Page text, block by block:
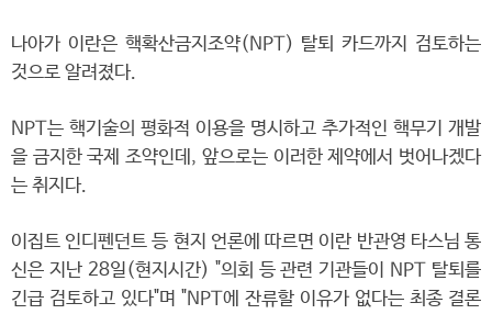
나아가 이란은 핵확산금지조약(NPT) 탈퇴 카드까지 검토하는
것으로 알려졌다.
NPT는 핵기술의 평화적 이용을 명시하고 추가적인 핵무기 개발
을 금지한 국제 조약인데, 앞으로는 이러한 제약에서 벗어나겠다
는 취지다.
이집트 인디펜던트 등 현지 언론에 따르면 이란 반관영 타스님 통
신은 지난 28일(현지시간) "의회 등 관련 기관들이 NPT 탈퇴를
긴급 검토하고 있다"며 "NPT에 잔류할 이유가 없다는 최종 결론